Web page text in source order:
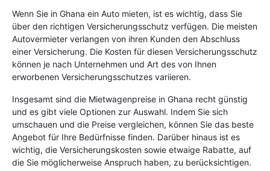
Wenn Sie in Ghana ein Auto mieten, ist es wichtig, dass Sie
über den richtigen Versicherungsschutz verfügen. Die meisten
Autovermieter verlangen von ihren Kunden den Abschluss
einer Versicherung. Die Kosten für diesen Versicherungsschutz
können je nach Unternehmen und Art des von Ihnen
erworbenen Versicherungsschutzes variieren.
Insgesamt sind die Mietwagenpreise in Ghana recht günstig
und es gibt viele Optionen zur Auswahl. Indem Sie sich
umschauen und die Preise vergleichen, können Sie das beste
Angebot für Ihre Bedürfnisse finden. Darüber hinaus ist es
wichtig, die Versicherungskosten sowie etwaige Rabatte, auf
die Sie möglicherweise Anspruch haben, zu berücksichtigen.